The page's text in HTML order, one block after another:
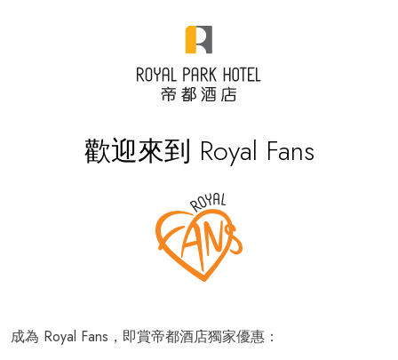
歡迎來到 Royal Fans
成為 Royal Fans，即賞帝都酒店獨家優惠：